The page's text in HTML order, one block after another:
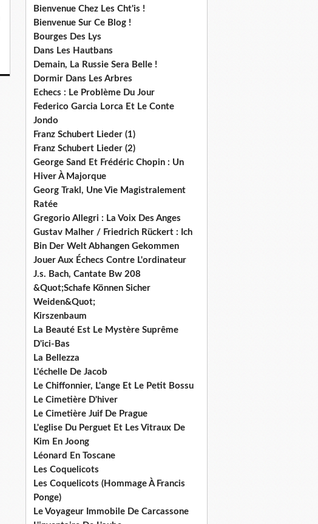
Bienvenue Chez Les Cht'is !
Bienvenue Sur Ce Blog !
Bourges Des Lys
Dans Les Hautbans
Demain, La Russie Sera Belle !
Dormir Dans Les Arbres
Echecs : Le Problème Du Jour
Federico Garcia Lorca Et Le Conte
Jondo
Franz Schubert Lieder (1)
Franz Schubert Lieder (2)
George Sand Et Frédéric Chopin : Un
Hiver À Majorque
Georg Trakl, Une Vie Magistralement
Ratée
Gregorio Allegri : La Voix Des Anges
Gustav Malher / Friedrich Rückert : Ich
Bin Der Welt Abhangen Gekommen
Jouer Aux Échecs Contre L'ordinateur
J.s. Bach, Cantate Bw 208
&Quot;Schafe Können Sicher
Weiden&Quot;
Kirszenbaum
La Beauté Est Le Mystère Suprême
D'ici-Bas
La Bellezza
L'échelle De Jacob
Le Chiffonnier, L'ange Et Le Petit Bossu
Le Cimetière D'hiver
Le Cimetière Juif De Prague
L'eglise Du Perguet Et Les Vitraux De
Kim En Joong
Léonard En Toscane
Les Coquelicots
Les Coquelicots (Hommage À Francis
Ponge)
Le Voyageur Immobile De Carcassone